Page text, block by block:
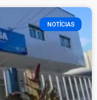
NOTÍCIAS